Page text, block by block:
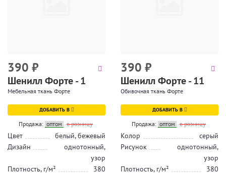
390 ₽
Шенилл Форте - 1
Мебельная ткань Форте
ДОБАВИТЬ В
Продажа: оптом в розницу
Цвет
белый, бежевый
Дизайн
однотонный,
узор
Плотность, г/м²
380
390 ₽
Шенилл Форте - 11
Обивочная ткань Форте
ДОБАВИТЬ В
Продажа: оптом в розницу
Колор
серый
Рисунок
однотонный,
узор
Плотность, г/м²
380